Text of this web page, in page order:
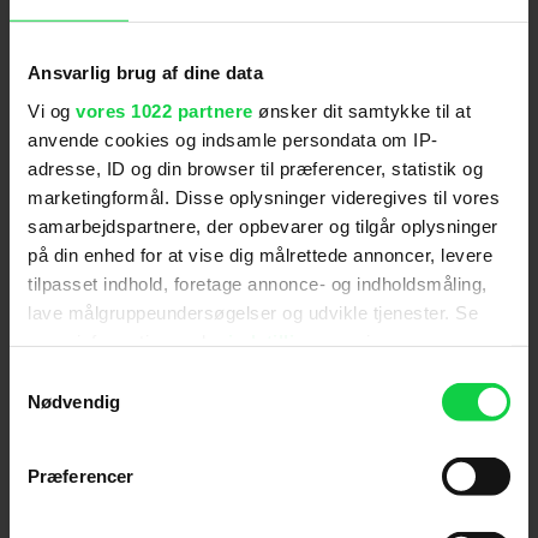
Ansvarlig brug af dine data
Vi og vores 1022 partnere ønsker dit samtykke til at
anvende cookies og indsamle persondata om IP-
adresse, ID og din browser til præferencer, statistik og
marketingformål. Disse oplysninger videregives til vores
samarbejdspartnere, der opbevarer og tilgår oplysninger
på din enhed for at vise dig målrettede annoncer, levere
tilpasset indhold, foretage annonce- og indholdsmåling,
lave målgruppeundersøgelser og udvikle tjenester. Se
tilbage eller ændre indstillinger fra vores
"Cookiedeklaration", eller ved at trykke på "Privacy
Nødvendig
Præferencer
fortsættelse slipper brutal trailer
Avengers' skræmmer livet af dig i